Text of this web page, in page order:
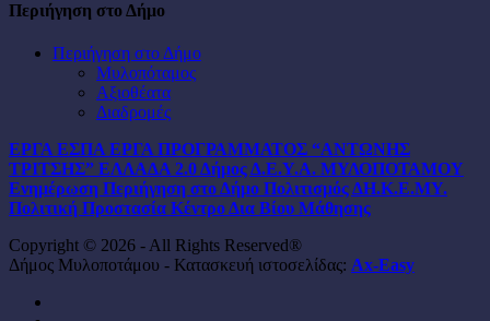
Περιήγηση στο Δήμο
Περιήγηση στο Δήμο
Μυλοπόταμος
Αξιοθέατα
Διαδρομές
ΕΡΓΑ ΕΣΠΑ ΕΡΓΑ ΠΡΟΓΡΑΜΜΑΤΟΣ “ΑΝΤΩΝΗΣ
ΤΡΙΤΣΗΣ” ΕΛΛΑΔΑ 2.0ΔήμοςΔ.Ε.Υ.Α. ΜΥΛΟΠΟΤΑΜΟΥ
Ενημέρωση Περιήγηση στο Δήμο ΠολιτισμόςΔΗ.Κ.Ε.ΜΥ.
Πολιτική Προστασία Κέντρο Δια Βίου Μάθησης
Copyright © 2026 - All Rights Reserved®
Δήμος Μυλοποτάμου - Κατασκευή ιστοσελίδας: Ax-Easy